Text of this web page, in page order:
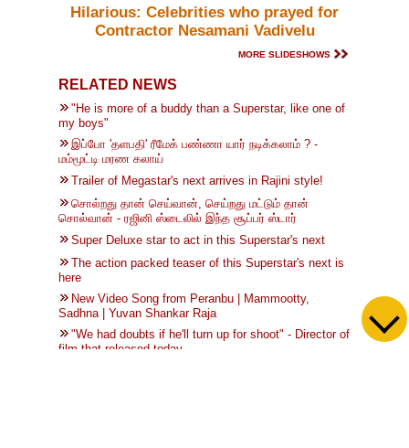
Hilarious: Celebrities who prayed for
Contractor Nesamani Vadivelu
MORE SLIDESHOWS
RELATED NEWS
"He is more of a buddy than a Superstar, like one of
my boys"
இப்போ 'தளபதி' ரீமேக் பண்ணா யார் நடிக்கலாம் ? -
மம்மூட்டி மரண கலாய்
Trailer of Megastar's next arrives in Rajini style!
சொல்றது தான் செய்வான், செய்றது மட்டும் தான்
சொல்வான் - ரஜினி ஸ்டைலில் இந்த சூப்பர் ஸ்டார்
Super Deluxe star to act in this Superstar's next
The action packed teaser of this Superstar's next is
here
New Video Song from Peranbu | Mammootty,
Sadhna | Yuvan Shankar Raja
"We had doubts if he'll turn up for shoot" - Director of
film that released today